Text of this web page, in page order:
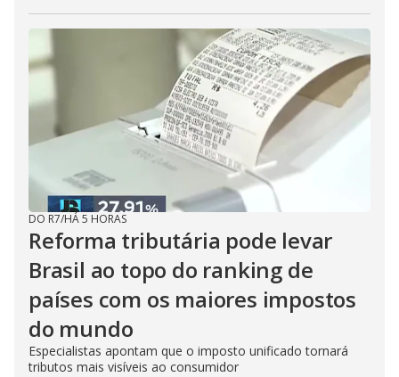
DO R7/HÁ 5 HORAS
Reforma tributária pode levar
Brasil ao topo do ranking de
países com os maiores impostos
do mundo
Especialistas apontam que o imposto unificado tornará
tributos mais visíveis ao consumidor